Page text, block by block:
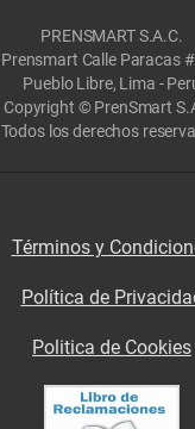
PRENSMART S.A.C.
Prensmart Calle Paracas
Pueblo Libre, Lima -
Copyright © PrenSmart
Todos los derechos
Términos y
Política de
Politica de Cookies